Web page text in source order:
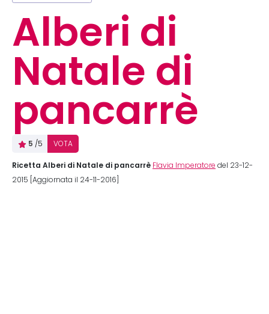
Alberi di
Natale di
pancarrè
5 /5 VOTA
Ricetta Alberi di Natale di pancarrè Flavia Imperatore del 23-12-
2015 [Aggiornata il 24-11-2016]